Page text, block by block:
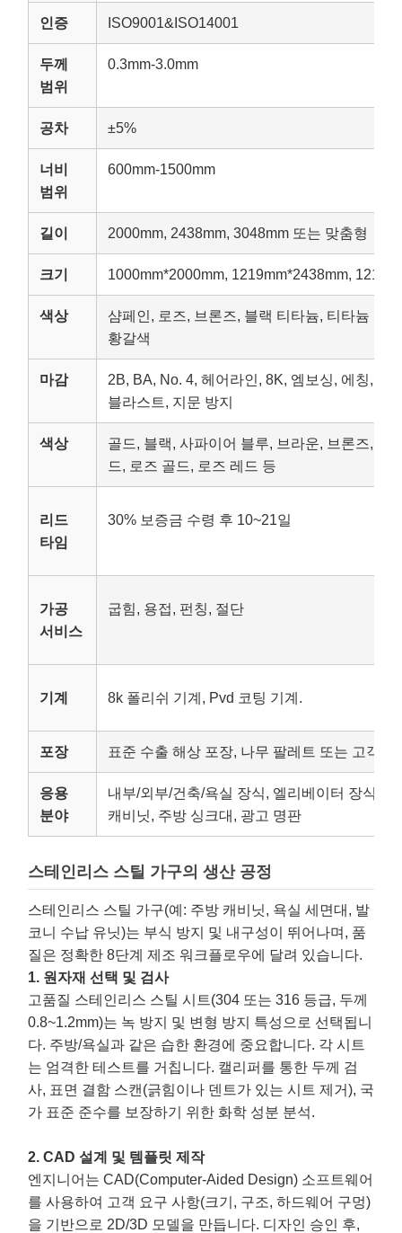
인증 ISO9001&ISO14001
두께
범위
0.3mm-3.0mm
공차 ±5%
너비
범위
600mm-1500mm
길이 2000mm, 2438mm, 3048mm 또는 맞춤형
크기 1000mm*2000mm, 1219mm*2438mm,
색상
샴페인, 로즈, 브론즈, 블랙 티타늄, 티타늄 골
황갈색
마감
2B, BA, No. 4, 헤어라인, 8K, 엠보싱, 에칭, 진
블라스트, 지문 방지
색상
골드, 블랙, 사파이어 블루, 브라운, 브론즈, 퍼
드, 로즈 골드, 로즈 레드 등
리드
타임
30% 보증금 수령 후 10~21일
가공
서비스
굽힘, 용접, 펀칭, 절단
기계 8k 폴리쉬 기계, Pvd 코팅 기계.
포장 표준 수출 해상 포장, 나무 팔레트 또는 고객
응용
분야
내부/외부/건축/욕실 장식, 엘리베이터 장식,
캐비닛, 주방 싱크대, 광고 명판
스테인리스 스틸 가구의 생산 공정
스테인리스 스틸 가구(예: 주방 캐비닛, 욕실 세면대, 발
코니 수납 유닛)는 부식 방지 및 내구성이 뛰어나며, 품
질은 정확한 8단계 제조 워크플로우에 달려 있습니다.
1. 원자재 선택 및 검사
고품질 스테인리스 스틸 시트(304 또는 316 등급, 두께
0.8~1.2mm)는 녹 방지 및 변형 방지 특성으로 선택됩니
다. 주방/욕실과 같은 습한 환경에 중요합니다. 각 시트
는 엄격한 테스트를 거칩니다. 캘리퍼를 통한 두께 검
사, 표면 결함 스캔(긁힘이나 덴트가 있는 시트 제거), 국
가 표준 준수를 보장하기 위한 화학 성분 분석.
2. CAD 설계 및 템플릿 제작
엔지니어는 CAD(Computer-Aided Design) 소프트웨어
를 사용하여 고객 요구 사항(크기, 구조, 하드웨어 구멍)
을 기반으로 2D/3D 모델을 만듭니다. 디자인 승인 후,